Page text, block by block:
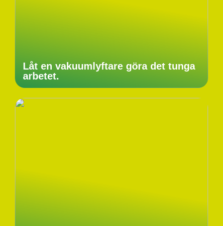
Låt en vakuumlyftare göra det tunga
arbetet.